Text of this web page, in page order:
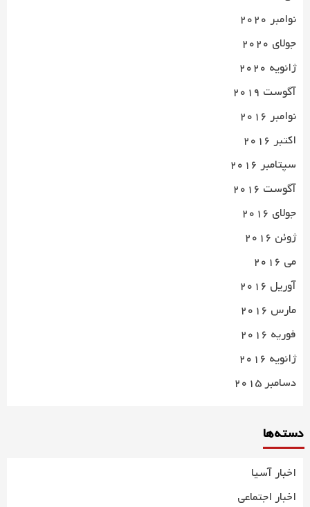
نوامبر 2020
جولای 2020
ژانویه 2020
آگوست 2019
نوامبر 2016
اکتبر 2016
سپتامبر 2016
آگوست 2016
جولای 2016
ژوئن 2016
می 2016
آوریل 2016
مارس 2016
فوریه 2016
ژانویه 2016
دسامبر 2015
دسته‌ها
اخبار آسیا
اخبار اجتماعی